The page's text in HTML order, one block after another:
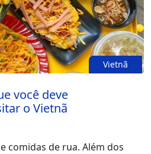
Vietnã
você deve
o Vietnã
comidas de rua. Além dos